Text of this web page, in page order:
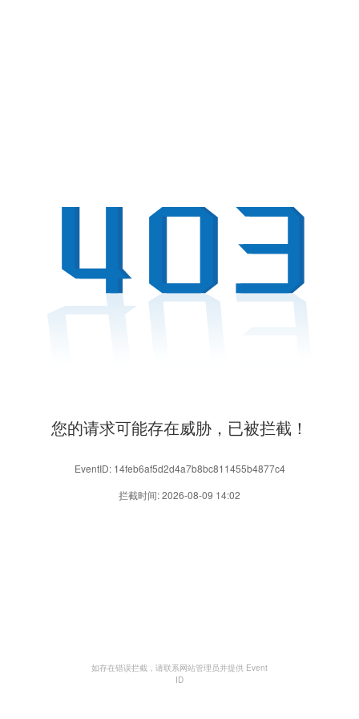
您的请求可能存在威胁，已被拦截！
EventID: 14feb6af5d2d4a7b8bc811455b4877c4
拦截时间: 2026-08-09 14:02
如存在错误拦截，请联系网站管理员并提供 Event
ID